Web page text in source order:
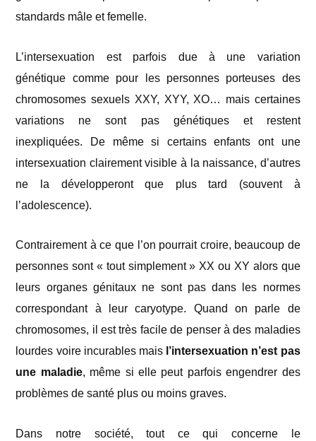
standards mâle et femelle.
L’intersexuation est parfois due à une variation
génétique comme pour les personnes porteuses des
chromosomes sexuels XXY, XYY, XO… mais certaines
variations ne sont pas génétiques et restent
inexpliquées. De même si certains enfants ont une
intersexuation clairement visible à la naissance, d’autres
ne la développeront que plus tard (souvent à
l’adolescence).
Contrairement à ce que l’on pourrait croire, beaucoup de
personnes sont « tout simplement » XX ou XY alors que
leurs organes génitaux ne sont pas dans les normes
correspondant à leur caryotype. Quand on parle de
chromosomes, il est très facile de penser à des maladies
lourdes voire incurables mais l’intersexuation n’est pas
une maladie, même si elle peut parfois engendrer des
problèmes de santé plus ou moins graves.
Dans notre société, tout ce qui concerne le